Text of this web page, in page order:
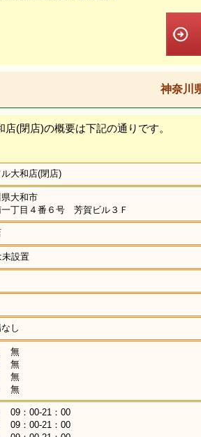
神奈川
(閉店)の概要は下記の通りです。
大和店(閉店)
大和市
一丁目４番６号 芳賀ビル３Ｆ
未設置
し
無
無
無
無
09：00-21：00
09：00-21：00